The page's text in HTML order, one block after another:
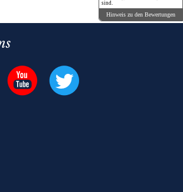
sind.
Hinweis zu den Bewertungen